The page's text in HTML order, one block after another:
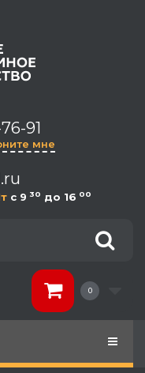
91
мне
c 9 30 до 16 00
0